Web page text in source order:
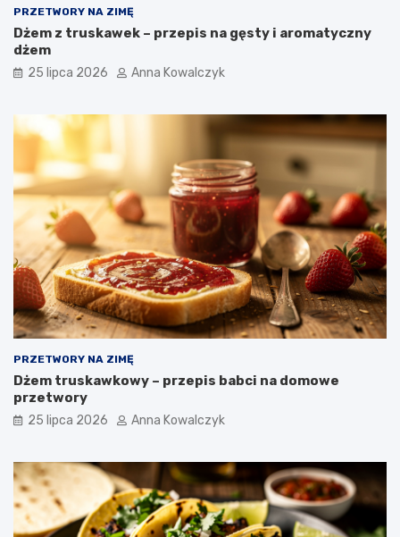
PRZETWORY NA ZIMĘ
Dżem z truskawek – przepis na gęsty i aromatyczny
dżem
25 lipca 2026 Anna Kowalczyk
PRZETWORY NA ZIMĘ
Dżem truskawkowy – przepis babci na domowe
przetwory
25 lipca 2026 Anna Kowalczyk